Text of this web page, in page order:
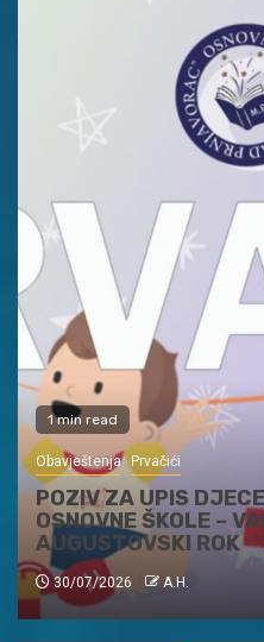
3 min read
Aktuelnosti
NAŠA EMA
PRVAKINJA BALKANA
03/07/2026 A.H.